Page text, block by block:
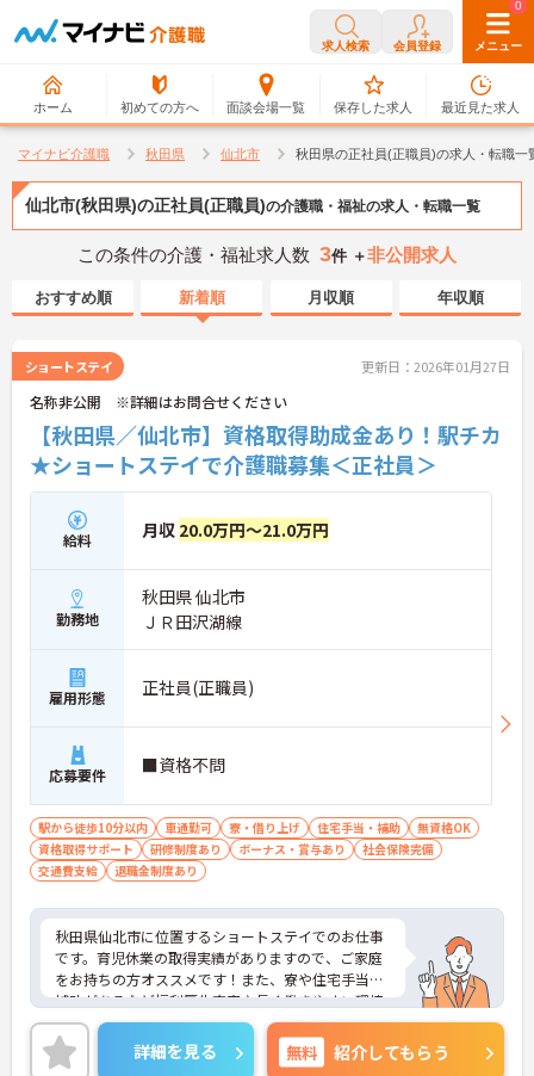
求人検索 会員登録 メニュー
ホーム 初めての方へ 面談会場一覧
0
保存した求人
0
最近見た求人
マイナビ介護職 秋田県 仙北市 秋田県の正社員(正職員)の求人・転職一
仙北市(秋田県)の正社員(正職員)の介護職・福祉の求人・転職一覧
この条件の介護・福祉求人数 3件 ＋非公開求人
おすすめ順 新着順 月収順 年収順
ショートステイ 更新日：2026年01月27日
名称非公開 ※詳細はお問合せください
【秋田県／仙北市】資格取得助成金あり！駅チカ
★ショートステイで介護職募集＜正社員＞
給料 月収 20.0万円～21.0万円
勤務地
秋田県 仙北市
ＪＲ田沢湖線
雇用形態 正社員(正職員)
応募要件 ■資格不問
駅から徒歩10分以内 車通勤可 寮・借り上げ 住宅手当・補助
無資格OK
資格取得サポート
研修制度あり ボーナス・賞与あり
社会保険完備
交通費支給
退職金制度あり
秋田県仙北市に位置するショートステイでのお仕事
です。育児休業の取得実績がありますので、ご家庭
をお持ちの方オススメです！また、寮や住宅手当の
補助があるなど福利厚生充実♪長く働きやすい環境
です。ご興味ある方には、面接対策ポイントなど、
さらに詳細をお話しいたしますのでお気軽にご相談
ください！
詳細を見る 無料 紹介してもらう